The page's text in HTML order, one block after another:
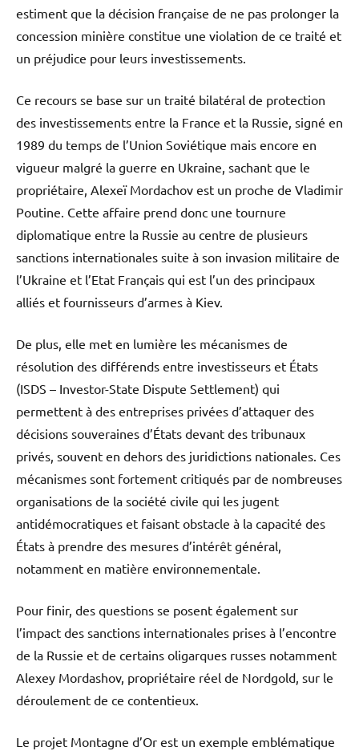
estiment que la décision française de ne pas prolonger la
concession minière constitue une violation de ce traité et
un préjudice pour leurs investissements.
Ce recours se base sur un traité bilatéral de protection
des investissements entre la France et la Russie, signé en
1989 du temps de l’Union Soviétique mais encore en
vigueur malgré la guerre en Ukraine, sachant que le
propriétaire, Alexeï Mordachov est un proche de Vladimir
Poutine. Cette affaire prend donc une tournure
diplomatique entre la Russie au centre de plusieurs
sanctions internationales suite à son invasion militaire de
l’Ukraine et l’Etat Français qui est l’un des principaux
alliés et fournisseurs d’armes à Kiev.
De plus, elle met en lumière les mécanismes de
résolution des différends entre investisseurs et États
(ISDS – Investor-State Dispute Settlement) qui
permettent à des entreprises privées d’attaquer des
décisions souveraines d’États devant des tribunaux
privés, souvent en dehors des juridictions nationales. Ces
mécanismes sont fortement critiqués par de nombreuses
organisations de la société civile qui les jugent
antidémocratiques et faisant obstacle à la capacité des
États à prendre des mesures d’intérêt général,
notamment en matière environnementale.
Pour finir, des questions se posent également sur
l’impact des sanctions internationales prises à l’encontre
de la Russie et de certains oligarques russes notamment
Alexey Mordashov, propriétaire réel de Nordgold, sur le
déroulement de ce contentieux.
Le projet Montagne d’Or est un exemple emblématique